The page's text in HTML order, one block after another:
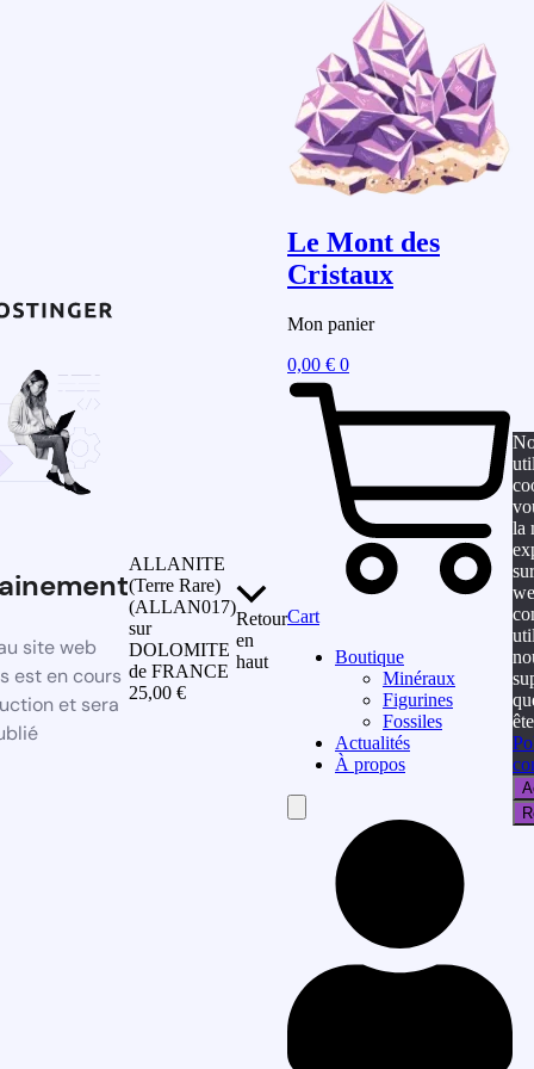
site web
est en cours
et sera
ALLANITE
(Terre Rare)
(ALLAN017)
sur
DOLOMITE
de FRANCE
25,00 €
Retour
en
haut
Le Mont des
Cristaux
Mon panier
0,00 € 0
Cart
Boutique
Minéraux
Figurines
Fossiles
Actualités
À propos
Toggle
la